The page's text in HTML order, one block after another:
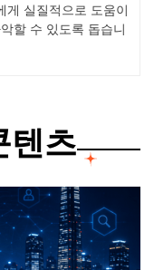
게 실질적으로 도움이
할 수 있도록 돕습니
텐츠